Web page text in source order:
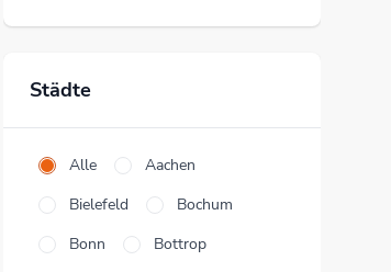
Städte
Alle
Aachen
Bielefeld
Bochum
Bonn
Bottrop